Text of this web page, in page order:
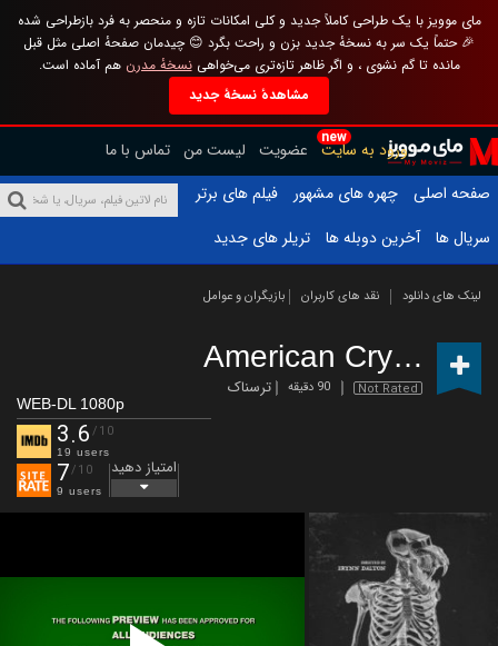
مای موویز با یک طراحی کاملاً جدید و کلی امکانات تازه و منحصر به فرد بازطراحی شده
🎉 حتماً یک سر به نسخهٔ جدید بزن و راحت بگرد 😊 چیدمان صفحهٔ اصلی مثل قبل
مانده تا گم نشوی ، و اگر ظاهر تازه‌تری می‌خواهینسخهٔ مدرن هم آماده است.
مشاهدهٔ نسخهٔ جدید
new
ورود به سایت عضویت لیست من تماس با ما
صفحه اصلی
چهره های مشهور
فیلم های برتر
سریال ها
آخرین دوبله ها تریلر های جدید
لینک های دانلود نقد های کاربران بازیگران و عوامل
American Cryptids
Not Rated 90 دقیقه ترسناک
WEB-DL 1080p
3.6 /10
19 users
7/10
9 users
امتیاز دهید